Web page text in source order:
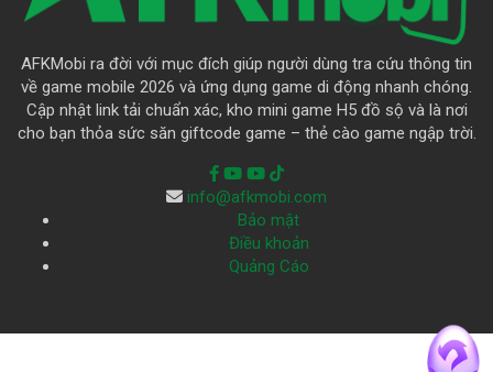
AFKMobi ra đời với mục đích giúp người dùng tra cứu thông tin
về game mobile 2026 và ứng dụng game di động nhanh chóng.
Cập nhật link tải chuẩn xác, kho mini game H5 đồ sộ và là nơi
cho bạn thỏa sức săn giftcode game – thẻ cào game ngập trời.
info@afkmobi.com
Bảo mật
Điều khoản
Quảng Cáo